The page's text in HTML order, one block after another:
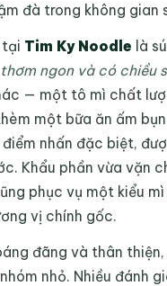
đà trong không gian
tại Tim Ky Noodle là
thơm ngon và có chiều
— một tô mì chất
một bữa ăn ấm
nhấn đặc biệt,
Khẩu phần vừa vặn
phục vụ một kiểu
vị chính gốc.
đãng và thân
nhỏ. Nhiều đánh